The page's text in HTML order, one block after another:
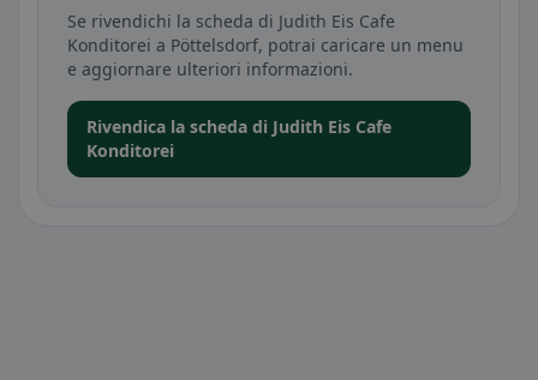
Se rivendichi la scheda di Judith Eis Cafe
Konditorei a Pöttelsdorf, potrai caricare un menu
e aggiornare ulteriori informazioni.
Rivendica la scheda di Judith Eis Cafe
Konditorei